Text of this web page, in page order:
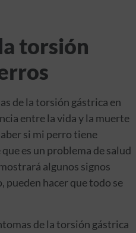
torsión
de la torsión gástrica en
entre la vida y la muerte
si mi perro tiene
es un problema de salud
algunos signos
hacer que todo se
de la torsión gástrica